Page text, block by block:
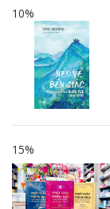
10%
15%